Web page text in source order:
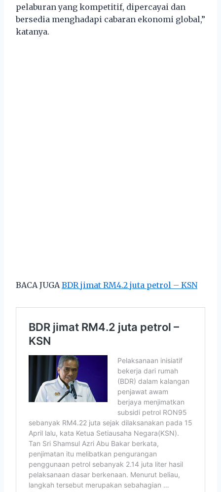
pelaburan yang kompetitif, dipercayai dan
bersedia menghadapi cabaran ekonomi global,”
katanya.
BACA JUGA BDR jimat RM4.2 juta petrol – KSN